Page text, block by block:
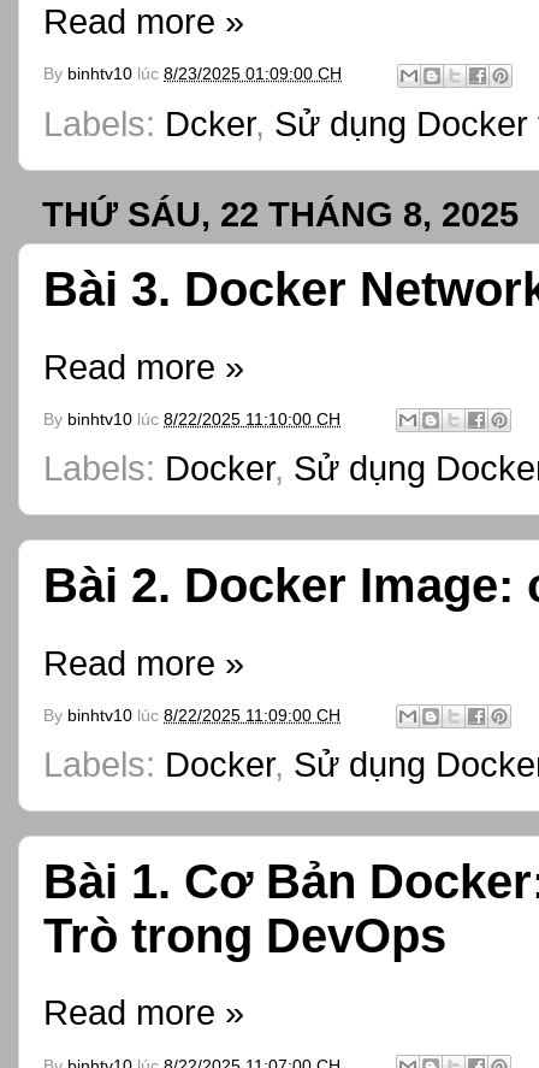
Read more »
By binhtv10 lúc 8/23/2025 01:09:00 CH
Labels: Dcker, Sử dụng
THỨ SÁU, 22 THÁNG 8, 2025
Bài 3. Docker
Read more »
By binhtv10 lúc 8/22/2025 11:10:00 CH
Labels: Docker, Sử dụng
Bài 2. Docker
Read more »
By binhtv10 lúc 8/22/2025 11:09:00 CH
Labels: Docker, Sử dụng
Bài 1. Cơ Bản
Trò trong DevOps
Read more »